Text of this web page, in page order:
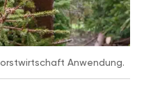
Anwendung.